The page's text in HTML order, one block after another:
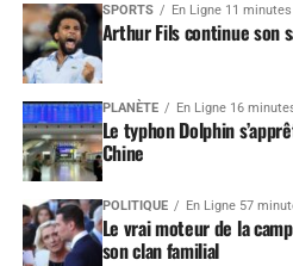
SPORTS En Ligne 11 minutes
Arthur Fils continue son
PLANÈTE En Ligne 16
Le typhon Dolphin
Chine
POLITIQUE En Ligne 57
Le vrai moteur de la
son clan familial